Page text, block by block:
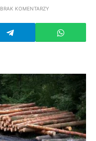
BRAK KOMENTARZY